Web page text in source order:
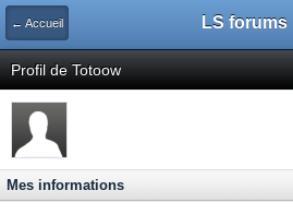
← Accueil LS forums
Profil de Totoow
Mes informations